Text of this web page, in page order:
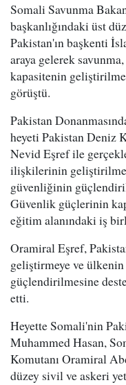
Somali Savunma
başkanlığındaki üst
Pakistan'ın başkenti
araya gelerek
kapasitenin
görüştü.
Pakistan
heyeti Pakistan Deniz
Nevid Eşref ile
ilişkilerinin
güvenliğinin
Güvenlik güçlerinin
eğitim alanındaki iş
Oramiral Eşref,
geliştirmeye ve
güçlendirilmesine
etti.
Heyette Somali'nin
Muhammed Hasan,
Komutanı Oramiral
düzey sivil ve askeri